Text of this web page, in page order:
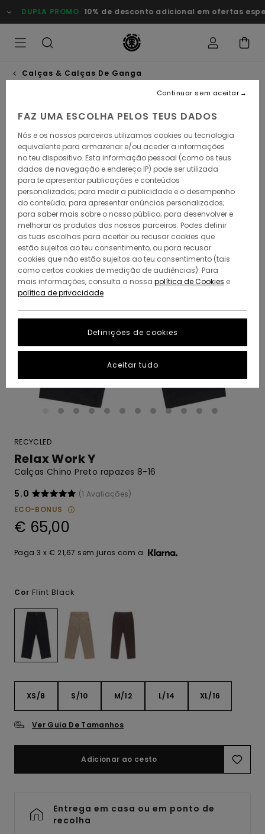
para
a
DUPLA PROMO 10% de desconto adicional em ofertas
Calças & Calças De Ganga
RECYCLED
Relax Work Y
Calças Chino Preto rapazes 8-16
5.0
(1 Avaliações)
ECO-BONUS
€ 65,00
Paga 3 x € 21,67 sem juros com a
Cor Flint Black
XS/8 S/10 M/12 L/14 XL/16
Ver Guia De Tamanhos
Adicionar ao cesto
Entrega em casa ou em ponto de
recolha
FAZ UMA ESCOLHA PELOS TEUS DADOS
Nós e os nossos parceiros utilizamos cookies ou tecnologia
equivalente para armazenar e/ou aceder a informações
no teu dispositivo. Esta informação pessoal (como os teus
dados de navegação e endereço IP) pode ser utilizada
para te apresentar publicações e conteúdos
personalizados; para medir a publicidade e o desempenho
do conteúdo; para apresentar anúncios personalizados;
para saber mais sobre o nosso público; para desenvolver e
melhorar os produtos dos nossos parceiros. Podes definir
as tuas escolhas para aceitar ou recusar cookies que
estão sujeitos ao teu consentimento, ou para recusar
cookies que não estão sujeitos ao teu consentimento (tais
como certos cookies de medição de audiências). Para
mais informações, consulta a nossa política de Cookies e
política de privacidade
Definições de cookies
Continuar sem aceitar
Aceitar tudo